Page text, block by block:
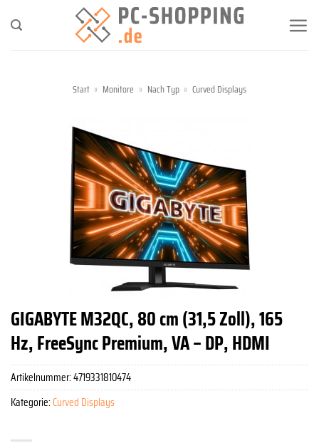
Inhalt
springen
Start » Monitore » Nach Typ » Curved Displays
GIGABYTE M32QC, 80 cm (31,5 Zoll), 165
Hz, FreeSync Premium, VA – DP, HDMI
Artikelnummer:4719331810474
Kategorie:Curved Displays